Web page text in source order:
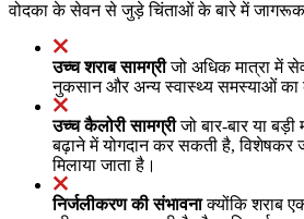
वोदका के सेवन से जुड़े चिंताओं के बारे में
उच्च शराब सामग्रीजो अधिक मात्रा में
नुकसान और अन्य स्वास्थ्य समस्याओं का
उच्च कैलोरी सामग्रीजो बार-बार या
बढ़ाने में योगदान कर सकती है,
मिलाया जाता है।
निर्जलीकरण की संभावनाक्योंकि शराब